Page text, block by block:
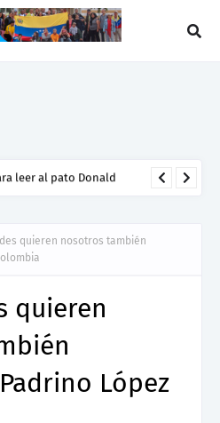
leer al pato Donald
quieren nosotros también
quieren
López